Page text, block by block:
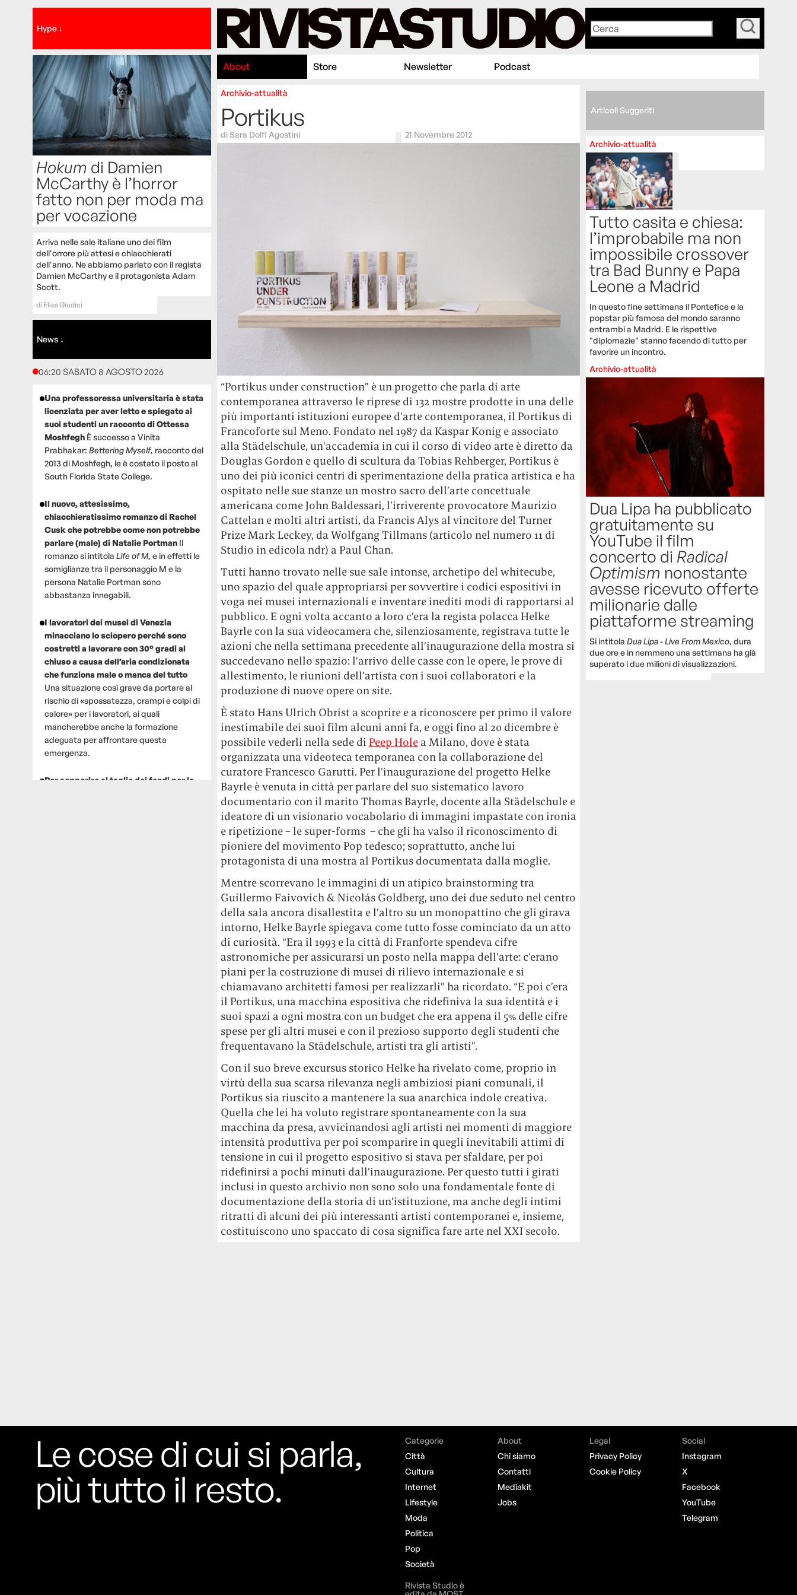
Hype ↓
Hokum di Damien
McCarthy è l’horror
fatto non per moda ma
per vocazione
Arriva nelle sale italiane uno dei film
dell'orrore più attesi e chiacchierati
dell'anno. Ne abbiamo parlato con il regista
Damien McCarthy e il protagonista Adam
Scott.
di Elisa Giudici
News ↓
06:20 SABATO 8 AGOSTO 2026
Una professoressa universitaria è stata
licenziata per aver letto e spiegato ai
suoi studenti un racconto di Ottessa
Moshfegh È successo a Vinita
Prabhakar: Bettering Myself, racconto del
2013 di Moshfegh, le è costato il posto al
South Florida State College.
Il nuovo, attesissimo,
chiacchieratissimo romanzo di Rachel
Cusk che potrebbe come non potrebbe
parlare (male) di Natalie Portman Il
romanzo si intitola Life of M, e in effetti le
somiglianze tra il personaggio M e la
persona Natalie Portman sono
abbastanza innegabili.
I lavoratori dei musei di Venezia
minacciano lo sciopero perché sono
costretti a lavorare con 30° gradi al
chiuso a causa dell’aria condizionata
che funziona male o manca del tutto
Una situazione così grave da portare al
rischio di «spossatezza, crampi e colpi di
calore» per i lavoratori, ai quali
mancherebbe anche la formazione
adeguata per affrontare questa
emergenza.
Per sopperire al taglio dei fondi per la
About Store Newsletter Podcast
Archivio-attualità
Portikus
diSara Dolfi Agostini 21 Novembre 2012
“Portikus under construction” è un progetto che parla di arte
contemporanea attraverso le riprese di 132 mostre prodotte in una delle
più importanti istituzioni europee d’arte contemporanea, il Portikus di
Francoforte sul Meno. Fondato nel 1987 da Kaspar Konig e associato
alla Städelschule, un’accademia in cui il corso di video arte è diretto da
Douglas Gordon e quello di scultura da Tobias Rehberger, Portikus è
uno dei più iconici centri di sperimentazione della pratica artistica e ha
ospitato nelle sue stanze un mostro sacro dell’arte concettuale
americana come John Baldessari, l’irriverente provocatore Maurizio
Cattelan e molti altri artisti, da Francis Alys al vincitore del Turner
Prize Mark Leckey, da Wolfgang Tillmans (articolo nel numero 11 di
Studio in edicola ndr) a Paul Chan.
Tutti hanno trovato nelle sue sale intonse, archetipo del whitecube,
uno spazio del quale appropriarsi per sovvertire i codici espositivi in
voga nei musei internazionali e inventare inediti modi di rapportarsi al
pubblico. E ogni volta accanto a loro c’era la regista polacca Helke
Bayrle con la sua videocamera che, silenziosamente, registrava tutte le
azioni che nella settimana precedente all’inaugurazione della mostra si
succedevano nello spazio: l’arrivo delle casse con le opere, le prove di
allestimento, le riunioni dell’artista con i suoi collaboratori e la
produzione di nuove opere on site.
È stato Hans Ulrich Obrist a scoprire e a riconoscere per primo il valore
inestimabile dei suoi film alcuni anni fa, e oggi fino al 20 dicembre è
possibile vederli nella sede di Peep Holea Milano, dove è stata
organizzata una videoteca temporanea con la collaborazione del
curatore Francesco Garutti. Per l’inaugurazione del progetto Helke
Bayrle è venuta in città per parlare del suo sistematico lavoro
documentario con il marito Thomas Bayrle, docente alla Städelschule e
ideatore di un visionario vocabolario di immagini impastate con ironia
e ripetizione – le super-forms – che gli ha valso il riconoscimento di
pioniere del movimento Pop tedesco; soprattutto, anche lui
protagonista di una mostra al Portikus documentata dalla moglie.
Mentre scorrevano le immagini di un atipico brainstorming tra
Guillermo Faivovich & Nicolás Goldberg, uno dei due seduto nel centro
della sala ancora disallestita e l’altro su un monopattino che gli girava
intorno, Helke Bayrle spiegava come tutto fosse cominciato da un atto
di curiosità. “Era il 1993 e la città di Franforte spendeva cifre
astronomiche per assicurarsi un posto nella mappa dell’arte: c’erano
piani per la costruzione di musei di rilievo internazionale e si
chiamavano architetti famosi per realizzarli” ha ricordato. “E poi c’era
il Portikus, una macchina espositiva che ridefiniva la sua identità e i
suoi spazi a ogni mostra con un budget che era appena il 5% delle cifre
spese per gli altri musei e con il prezioso supporto degli studenti che
frequentavano la Städelschule, artisti tra gli artisti”.
Con il suo breve excursus storico Helke ha rivelato come, proprio in
virtù della sua scarsa rilevanza negli ambiziosi piani comunali, il
Portikus sia riuscito a mantenere la sua anarchica indole creativa.
Quella che lei ha voluto registrare spontaneamente con la sua
macchina da presa, avvicinandosi agli artisti nei momenti di maggiore
intensità produttiva per poi scomparire in quegli inevitabili attimi di
tensione in cui il progetto espositivo si stava per sfaldare, per poi
ridefinirsi a pochi minuti dall’inaugurazione. Per questo tutti i girati
inclusi in questo archivio non sono solo una fondamentale fonte di
documentazione della storia di un’istituzione, ma anche degli intimi
ritratti di alcuni dei più interessanti artisti contemporanei e, insieme,
costituiscono uno spaccato di cosa significa fare arte nel XXI secolo.
Articoli Suggeriti
Archivio-attualità
Tutto casita e chiesa:
l’improbabile ma non
impossibile crossover
tra Bad Bunny e Papa
Leone a Madrid
In questo fine settimana il Pontefice e la
popstar più famosa del mondo saranno
entrambi a Madrid. E le rispettive
"diplomazie" stanno facendo di tutto per
favorire un incontro.
Archivio-attualità
Dua Lipa ha pubblicato
gratuitamente su
YouTube il film
concerto di Radical
Optimism nonostante
avesse ricevuto offerte
milionarie dalle
piattaforme streaming
Si intitolaDua Lipa - Live From Mexico, dura
due ore e in nemmeno una settimana ha già
superato i due milioni di visualizzazioni.
Le cose di cui si parla,
più tutto il resto.
Categorie
Città
Cultura
Internet
Lifestyle
Moda
Politica
Pop
Società
About
Chi siamo
Contatti
Mediakit
Jobs
Legal
Privacy Policy
Cookie Policy
Social
Instagram
X
Facebook
YouTube
Telegram
Rivista Studio è